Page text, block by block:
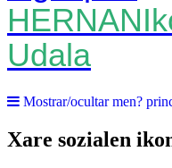
Udala
Mostrar/ocultar men?
Xare sozialen